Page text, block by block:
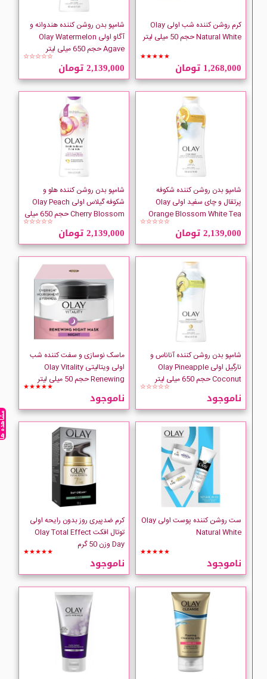
کرم روشن کننده شب اولی Olay
Natural White حجم 50 میلی لیتر
★★★★★
1,268,000 تومان
شامپو بدن روشن کننده هندوانه و
آگاو اولی Olay Watermelon
Agave حجم 650 میلی لیتر
☆☆☆☆☆
2,139,000 تومان
شامپو بدن روشن کننده شکوفه
پرتقال و چای سفید اولی Olay
Orange Blossom White Tea
☆☆☆☆☆
2,139,000 تومان
شامپو بدن روشن کننده هلو و
شکوفه گیلاس اولی Olay Peach
Cherry Blossom حجم 650 میلی
☆☆☆☆☆
2,139,000 تومان
شامپو بدن روشن کننده آناناس و
نارگیل اولی Olay Pineapple
Coconut حجم 650 میلی لیتر
☆☆☆☆☆
ناموجود
ماسک نوسازی و سفت کننده شب
اولی ویتالیتی Olay Vitality
Renewing حجم 50 میلی لیتر
★★★★★
ناموجود
ست روشن کننده پوست اولی Olay
Natural White
★★★★★
ناموجود
کرم ضدپیری روز بدون رایحه اولی
توتال افکت Olay Total Effect
Day وزن 50 گرم
★★★★★
ناموجود